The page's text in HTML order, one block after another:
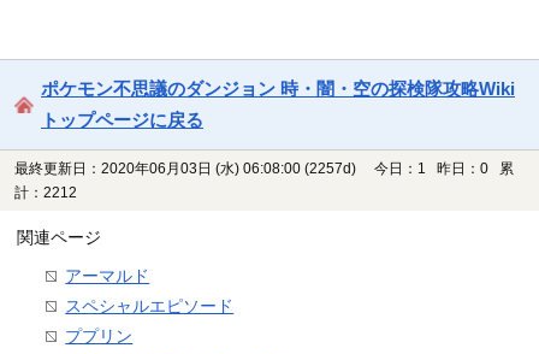
ポケモン不思議のダンジョン 時・闇・空の探検隊攻略Wiki
トップページに戻る
最終更新日：2020年06月03日 (水) 06:08:00 (2257d)
今日：1 昨日：0 累
計：2212
関連ページ
アーマルド
スペシャルエピソード
ププリン